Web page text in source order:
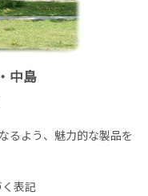
中島
るよう、魅力的な製品を
表記